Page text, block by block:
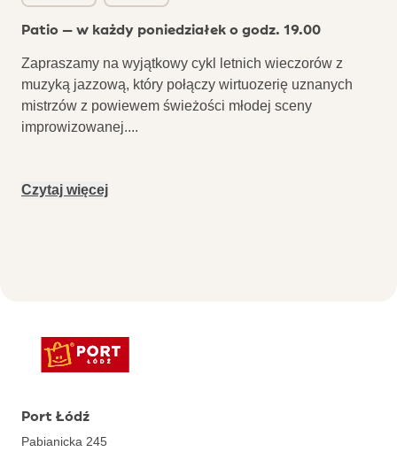
Patio – w każdy poniedziałek o godz. 19.00
Zapraszamy na wyjątkowy cykl letnich wieczorów z
muzyką jazzową, który połączy wirtuozerię uznanych
mistrzów z powiewem świeżości młodej sceny
improwizowanej....
Czytaj więcej
Port Łódź
Pabianicka 245